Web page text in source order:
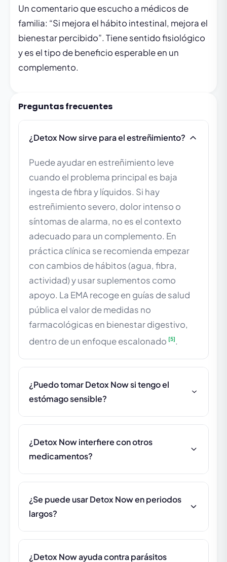
Un comentario que escucho a médicos de
familia: “Si mejora el hábito intestinal, mejora el
bienestar percibido”. Tiene sentido fisiológico
y es el tipo de beneficio esperable en un
complemento.
Preguntas frecuentes
¿Detox Now sirve para el estreñimiento?
Puede ayudar en estreñimiento leve
cuando el problema principal es baja
ingesta de fibra y líquidos. Si hay
estreñimiento severo, dolor intenso o
síntomas de alarma, no es el contexto
adecuado para un complemento. En
práctica clínica se recomienda empezar
con cambios de hábitos (agua, fibra,
actividad) y usar suplementos como
apoyo. La EMA recoge en guías de salud
pública el valor de medidas no
farmacológicas en bienestar digestivo,
dentro de un enfoque escalonado [5].
¿Puedo tomar Detox Now si tengo el
estómago sensible?
¿Detox Now interfiere con otros
medicamentos?
¿Se puede usar Detox Now en periodos
largos?
¿Detox Now ayuda contra parásitos